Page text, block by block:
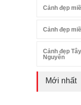
Cảnh đẹp
Cảnh đẹp
Cảnh đẹp Tây
Nguyên
Mới nhất